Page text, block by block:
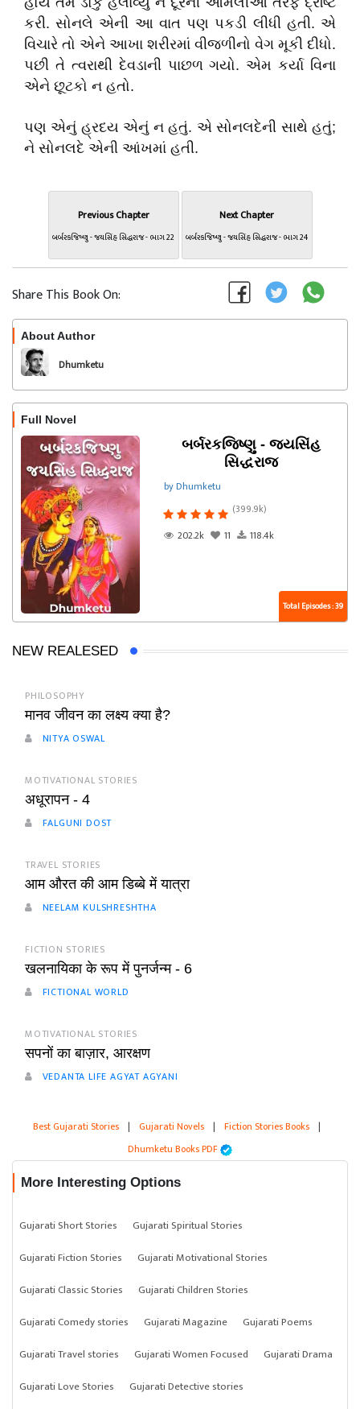
કરી. સોનલે એની આ વાત પણ પકડી લીધી હતી. એ
વિચારે તો એને આખા શરીરમાં વીજળીનો વેગ મૂકી દીધો.
પછી તે ત્વરાથી દેવડાની પાછળ ગયો. એમ કર્યા વિના
એને છૂટકો ન હતો.
પણ એનું હ્રદય એનું ન હતું. એ સોનલદેની સાથે હતું;
ને સોનલદે એની આંખમાં હતી.
Previous Chapter
બર્બરકજિષ્ણુ - જયસિંહ સિદ્ધરાજ - ભાગ 22
Next Chapter
બર્બરકજિષ્ણુ - જયસિંહ સિદ્ધરાજ - ભાગ 24
Share This Book On:
About Author
Dhumketu
Full Novel
બર્બરકજિષ્ણુ - જયસિંહ
સિદ્ધરાજ
by Dhumketu
(399.9k)
202.2k
11 118.4k
Total Episodes : 39
NEW REALESED
PHILOSOPHY
मानव जीवन का लक्ष्य क्या है?
NITYA OSWAL
MOTIVATIONAL STORIES
अधूरापन - 4
FALGUNI DOST
TRAVEL STORIES
आम औरत की आम डिब्बे में यात्रा
NEELAM KULSHRESHTHA
FICTION STORIES
खलनायिका के रूप में पुनर्जन्म - 6
FICTIONAL WORLD
MOTIVATIONAL STORIES
सपनों का बाज़ार, आरक्षण
VEDANTA LIFE AGYAT AGYANI
Best Gujarati Stories | Gujarati Novels | Fiction Stories Books |
Dhumketu Books PDF
More Interesting Options
Gujarati Short Stories
Gujarati Spiritual Stories
Gujarati Fiction Stories
Gujarati Motivational Stories
Gujarati Classic Stories
Gujarati Children Stories
Gujarati Comedy stories
Gujarati Magazine
Gujarati Poems
Gujarati Travel stories
Gujarati Women Focused
Gujarati Drama
Gujarati Love Stories
Gujarati Detective stories